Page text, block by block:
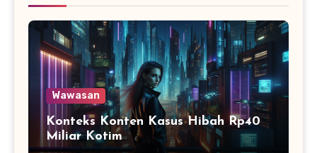
Wawasan
Konteks Konten Kasus Hibah Rp40
Miliar Kotim